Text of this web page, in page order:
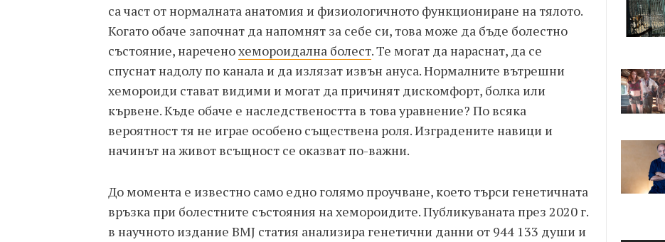
са част от нормалната анатомия и физиологичното функциониране на тялото.
Когато обаче започнат да напомнят за себе си, това може да бъде болестно
състояние, нареченохемороидална болест. Те могат да нараснат, да се
спуснат надолу по канала и да излязат извън ануса. Нормалните вътрешни
хемороиди стават видими и могат да причинят дискомфорт, болка или
кървене. Къде обаче е наследствеността в това уравнение? По всяка
вероятност тя не играе особено съществена роля. Изградените навици и
начинът на живот всъщност се оказват по-важни.
До момента е известно само едно голямо проучване, което търси генетичната
връзка при болестните състояния на хемороидите. Публикуваната през 2020 г.
в научното издание BMJ статия анализира генетични данни от 944 133 души и